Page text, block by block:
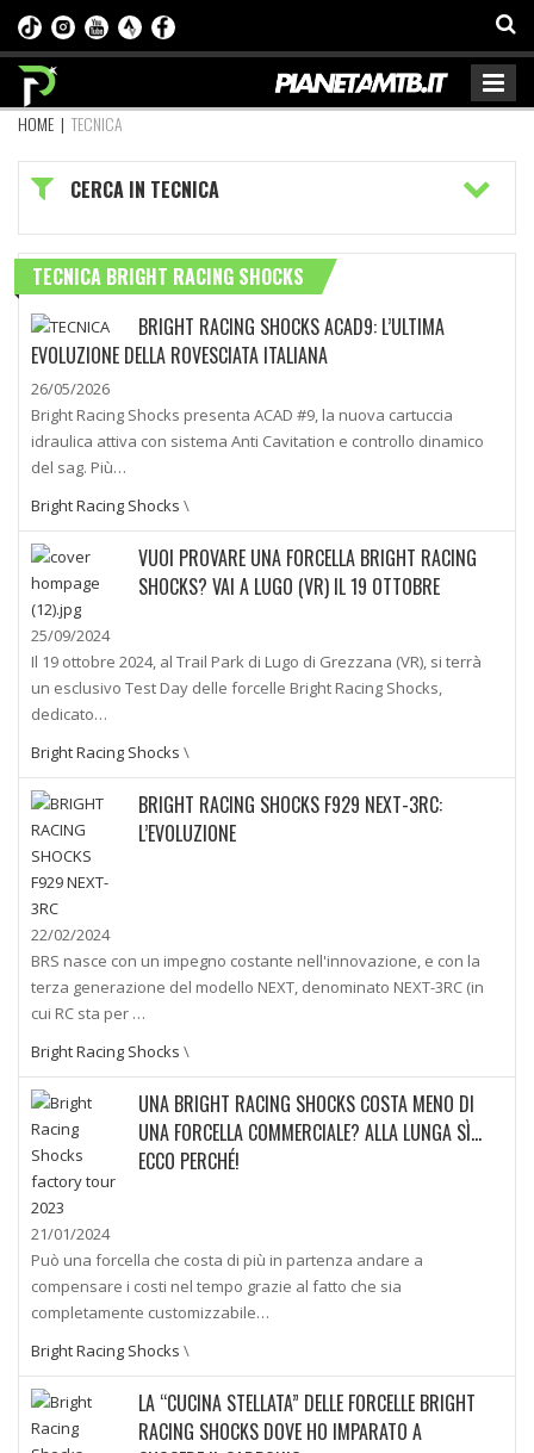
HOME | TECNICA
CERCA IN TECNICA
TECNICA BRIGHT RACING SHOCKS
BRIGHT RACING SHOCKS ACAD9: L’ULTIMA
EVOLUZIONE DELLA ROVESCIATA ITALIANA
26/05/2026
Bright Racing Shocks presenta ACAD #9, la nuova cartuccia
idraulica attiva con sistema Anti Cavitation e controllo dinamico
del sag. Più…
Bright Racing Shocks \
VUOI PROVARE UNA FORCELLA BRIGHT RACING
SHOCKS? VAI A LUGO (VR) IL 19 OTTOBRE
25/09/2024
Il 19 ottobre 2024, al Trail Park di Lugo di Grezzana (VR), si terrà
un esclusivo Test Day delle forcelle Bright Racing Shocks,
dedicato…
Bright Racing Shocks \
BRIGHT RACING SHOCKS F929 NEXT-3RC:
L’EVOLUZIONE
22/02/2024
BRS nasce con un impegno costante nell'innovazione, e con la
terza generazione del modello NEXT, denominato NEXT-3RC (in
cui RC sta per …
Bright Racing Shocks \
UNA BRIGHT RACING SHOCKS COSTA MENO DI
UNA FORCELLA COMMERCIALE? ALLA LUNGA SÌ…
ECCO PERCHÉ!
21/01/2024
Può una forcella che costa di più in partenza andare a
compensare i costi nel tempo grazie al fatto che sia
completamente customizzabile…
Bright Racing Shocks \
LA “CUCINA STELLATA” DELLE FORCELLE BRIGHT
RACING SHOCKS DOVE HO IMPARATO A